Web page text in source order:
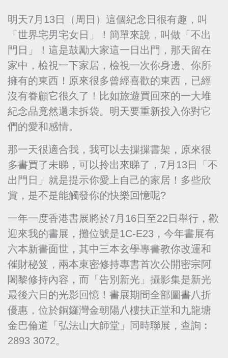
明天7月13日（周日）這個紀念日很有趣，叫
「世界宅男宅女日」！簡單來說，叫做「不出
門日」！這是鼓勵大家這一日出門，那天留在
家中，檢視一下家居，檢視一次你身邊、你所
擁有的東西！原來很多曾經喜歡的東西，已經
沒有眷顧它很久了！比如旅遊買回來的一大堆
紀念品竟然還未拆袋。明天要重新投入你對它
們的愛和感情。
那一天很適合我，我可以去摷摷書架，原來很
多書買了未睇，可以拎出來睇了，7月13日「不
出門日」就是提示你愛上自己的家居！多些欣
賞，是不是能觸發你的快樂回憶呢?
一年一度香港書展將於7月16日至22日舉行，歡
迎來我的書展，攤位號是1C-E23，今年書展有
六本新書面世，其中三本玄學專書教你改運和
催財秘笈，兩本東密修持專書首次公開密宗阿
闍黎修持內容，而「告別新光」攝影集是新光
最後六日的光影回憶！書展期間全部圖書八折
優惠，位於銅鑼灣金朝陽八樓扶正堂和九龍塘
金巴倫道「弘法山大師堂」同時聯展，查詢︰
2893 3072。